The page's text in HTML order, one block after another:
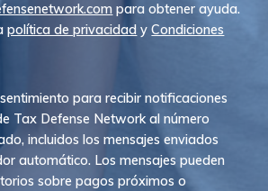
para obtener ayuda.
política de privacidad yCondiciones
para recibir notificaciones
Tax Defense Network al número
incluidos los mensajes enviados
automático. Los mensajes pueden
sobre pagos próximos o